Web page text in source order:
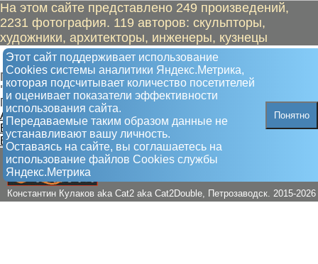
На этом сайте представлено 249 произведений,
2231 фотография. 119 авторов: скульпторы,
художники, архитекторы, инженеры, кузнецы
Этот сайт поддерживает использование
Сookies системы аналитики Яндекс.Метрика,
которая подсчитывает количество посетителей
и оценивает показатели эффективности
использования сайта.
Передаваемые таким образом данные не
устанавливают вашу личность.
Оставаясь на сайте, вы соглашаетесь на
использование файлов Сookies службы
Яндекс.Метрика
Понятно
Кладбище Пески
Пешком от "Памяти погибших жителей" до
"Защитникам Петрозаводска"
Помним. Не простим
А. Памяти погибших жителей
Б. Памяти жертв оккупации
В. Защитникам Петрозаводска
Константин Кулаков aka Cat2 aka Cat2Double, Петрозаводск. 2015-2026